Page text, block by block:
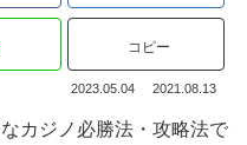
コピー
2023.05.04 2021.08.13
カジノ必勝法・攻略法で